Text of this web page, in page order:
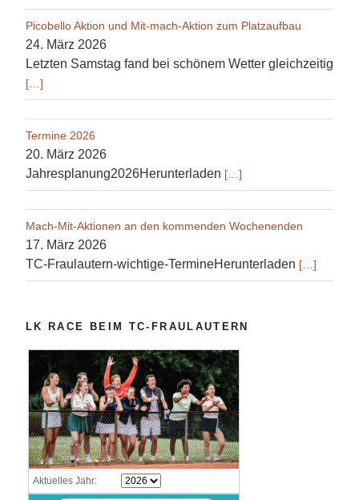
Picobello Aktion und Mit-mach-Aktion zum Platzaufbau
24. März 2026
Letzten Samstag fand bei schönem Wetter gleichzeitig
[…]
Termine 2026
20. März 2026
Jahresplanung2026Herunterladen […]
Mach-Mit-Aktionen an den kommenden Wochenenden
17. März 2026
TC-Fraulautern-wichtige-TermineHerunterladen […]
LK RACE BEIM TC-FRAULAUTERN